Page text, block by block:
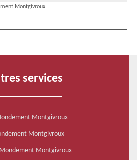
Montgivroux
services
Montgivroux
Montgivroux
Montgivroux